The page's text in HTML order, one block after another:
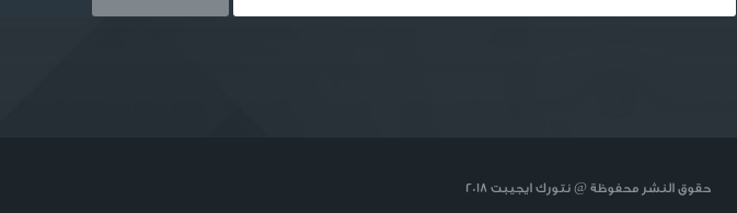
حقوق النشر محفوظة @ نتورك ايجيبت 2018